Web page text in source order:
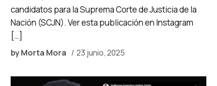
byMorta Mora 23 junio, 2025
candidatos para la Suprema Corte de Justicia de la
Nación (SCJN). Ver esta publicación en Instagram
[…]